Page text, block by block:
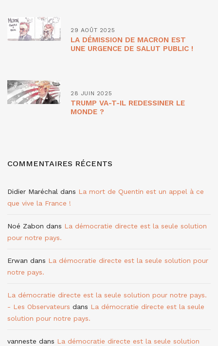
29 AOÛT 2025
LA DÉMISSION DE MACRON EST
UNE URGENCE DE SALUT PUBLIC !
28 JUIN 2025
TRUMP VA-T-IL REDESSINER LE
MONDE ?
COMMENTAIRES RÉCENTS
Didier Maréchal dans La mort de Quentin est un appel à ce
que vive la France !
Noé Zabon dans La démocratie directe est la seule solution
pour notre pays.
Erwan dans La démocratie directe est la seule solution pour
notre pays.
La démocratie directe est la seule solution pour notre pays.
- Les Observateurs dans La démocratie directe est la seule
solution pour notre pays.
vanneste dans La démocratie directe est la seule solution